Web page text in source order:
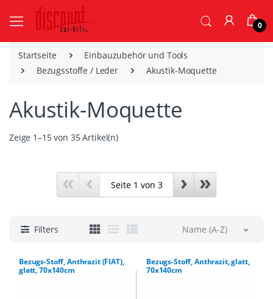
0
Startseite
Einbauzubehör und Tools
Bezugsstoffe / Leder
Akustik-Moquette
Akustik-Moquette
Zeige 1–15 von 35 Artikel(n)
« ‹ › »
Filters Name (A-Z)
Bezugs-Stoff, Anthrazit (FIAT),
glatt, 70x140cm
Bezugs-Stoff, Anthrazit, glatt,
70x140cm